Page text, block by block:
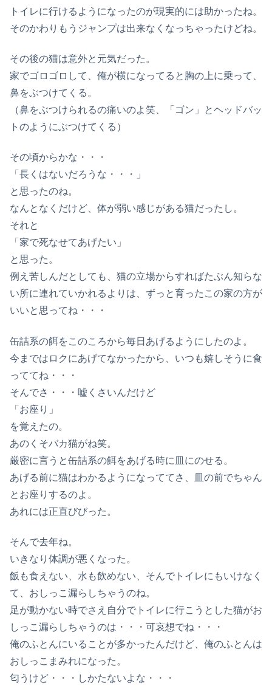
トイレに行けるようになったのが現実的には助かったね。
そのかわりもうジャンプは出来なくなっちゃったけどね。
その後の猫は意外と元気だった。
家でゴロゴロして、俺が横になってると胸の上に乗って、
鼻をぶつけてくる。
（鼻をぶつけられるの痛いのよ笑、「ゴン」とヘッドバッ
トのようにぶつけてくる）
その頃からかな・・・
「長くはないだろうな・・・」
と思ったのね。
なんとなくだけど、体が弱い感じがある猫だったし。
それと
「家で死なせてあげたい」
と思った。
例え苦しんだとしても、猫の立場からすればたぶん知らな
い所に連れていかれるよりは、ずっと育ったこの家の方が
いいと思ってね・・・
缶詰系の餌をこのころから毎日あげるようにしたのよ。
今まではロクにあげてなかったから、いつも嬉しそうに食
っててね・・・
そんでさ・・・嘘くさいんだけど
「お座り」
を覚えたの。
あのくそバカ猫がね笑。
厳密に言うと缶詰系の餌をあげる時に皿にのせる。
あげる前に猫はわかるようになっててさ、皿の前でちゃん
とお座りするのよ。
あれには正直びびった。
そんで去年ね。
いきなり体調が悪くなった。
飯も食えない、水も飲めない、そんでトイレにもいけなく
て、おしっこ漏らしちゃうのね。
足が動かない時でさえ自分でトイレに行こうとした猫がお
しっこ漏らしちゃうのは・・・可哀想でね・・・
俺のふとんにいることが多かったんだけど、俺のふとんは
おしっこまみれになった。
匂うけど・・・しかたないよな・・・